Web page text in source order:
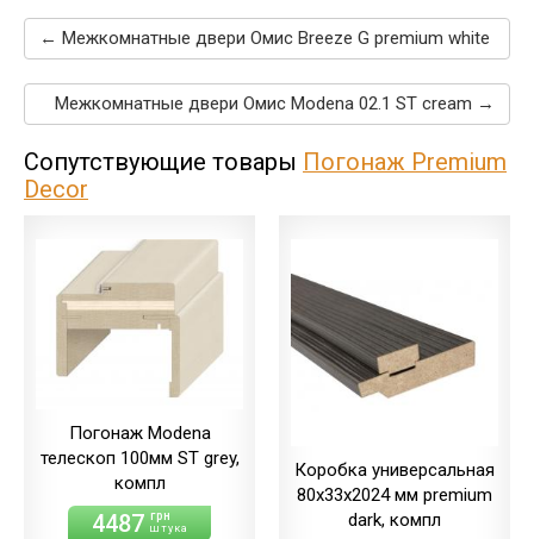
← Межкомнатные двери Омис Breeze G premium white
Межкомнатные двери Омис Modena 02.1 ST cream →
Сопутствующие товары Погонаж Premium
Decor
Погонаж Modena
телескоп 100мм ST grey,
компл
4487 грн
штука
Коробка универсальная
80х33х2024 мм premium
dark, компл